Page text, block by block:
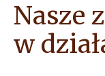
Nasze
w